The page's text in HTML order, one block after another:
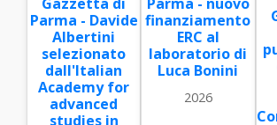
Parma - Davide
Albertini
selezionato
dall'Italian
Academy for
advanced
studies in
finanziamento
ERC al
laboratorio di
Luca Bonini
2026